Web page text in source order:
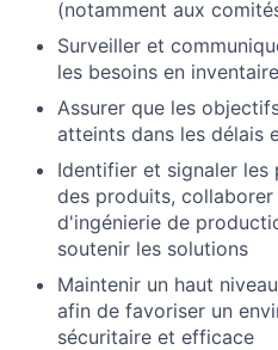
(notamment aux
Surveiller et
les besoins en inventaire
Assurer que les
atteints dans les délais
Identifier et signaler les
des produits,
d'ingénierie de
soutenir les solutions
Maintenir un haut
afin de favoriser un
sécuritaire et efficace